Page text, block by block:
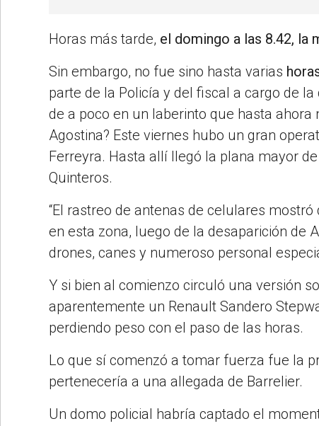
Horas más tarde, el domingo a las 8.42, la
Sin embargo, no fue sino hasta varias
parte de la Policía y del fiscal a cargo de
de a poco en un laberinto que hasta
Agostina? Este viernes hubo un gran
Ferreyra. Hasta allí llegó la plana mayor
Quinteros.
“El rastreo de antenas de celulares
en esta zona, luego de la desaparición de
drones, canes y numeroso personal
Y si bien al comienzo circuló una versión
aparentemente un Renault Sandero
perdiendo peso con el paso de las horas.
Lo que sí comenzó a tomar fuerza fue la
pertenecería a una allegada de Barrelier.
Un domo policial habría captado el